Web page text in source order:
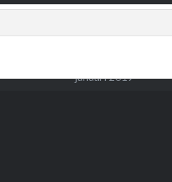
januari 2019